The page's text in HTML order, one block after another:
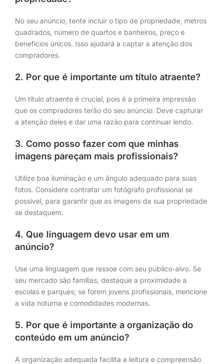
No seu anúncio, tente incluir o tipo de propriedade, metros
quadrados, número de quartos e banheiros, preço e
benefícios únicos. Isso ajudará a captar a atenção dos
compradores.
2. Por que é importante um título atraente?
Um título atraente é crucial, pois é a primeira impressão
que os compradores terão do seu anúncio. Deve capturar
a atenção deles e dar uma razão para continuar lendo.
3. Como posso fazer com que minhas
imagens pareçam mais profissionais?
Utilize boa iluminação e um ângulo adequado para suas
fotos. Considere contratar um fotógrafo profissional se
possível, para garantir que as imagens da sua propriedade
se destaquem.
4. Que linguagem devo usar em um
anúncio?
Use uma linguagem que ressoe com seu público-alvo. Se
seu mercado são famílias, destaque a proximidade a
escolas e parques; se forem jovens profissionais, mencione
a vida noturna e comodidades modernas.
5. Por que é importante a organização do
conteúdo em um anúncio?
A organização adequada facilita a leitura e compreensão